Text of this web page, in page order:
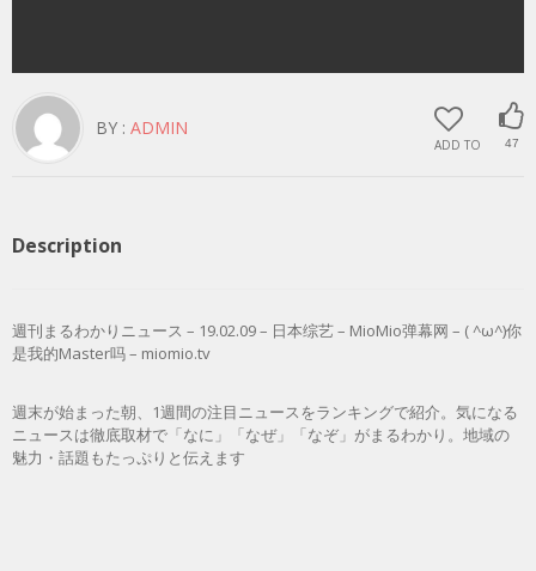
ADD TO 47
BY : ADMIN
Description
週刊まるわかりニュース – 19.02.09 – 日本综艺 – MioMio弹幕网 – ( ^ω^)你
是我的Master吗 – miomio.tv
週末が始まった朝、1週間の注目ニュースをランキングで紹介。気になる
ニュースは徹底取材で「なに」「なぜ」「なぞ」がまるわかり。地域の
魅力・話題もたっぷりと伝えます